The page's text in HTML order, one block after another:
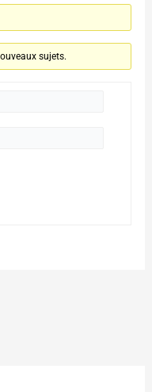
sujets.